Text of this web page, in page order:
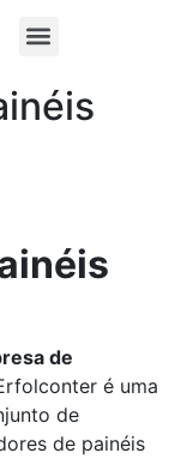
de
é uma
de
de painéis